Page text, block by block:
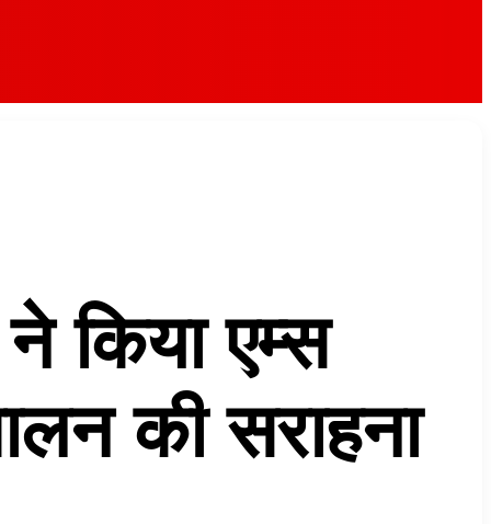
किया एम्स
की सराहना